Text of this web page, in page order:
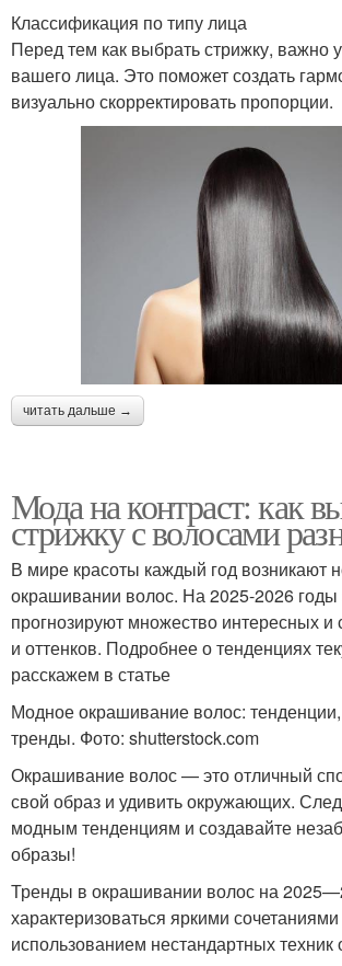
Классификация по типу лица
Перед тем как выбрать стрижку, важно
вашего лица. Это поможет создать
визуально скорректировать пропорции.
читать дальше →
Мода на контраст: как
стрижку с волосами
В мире красоты каждый год возникают
окрашивании волос. На 2025-2026 годы
прогнозируют множество интересных и
и оттенков. Подробнее о тенденциях
расскажем в статье
Модное окрашивание волос: тенденции,
тренды. Фото: shutterstock.com
Окрашивание волос — это отличный
свой образ и удивить окружающих.
модным тенденциям и создавайте
образы!
Тренды в окрашивании волос на
характеризоваться яркими
использованием нестандартных